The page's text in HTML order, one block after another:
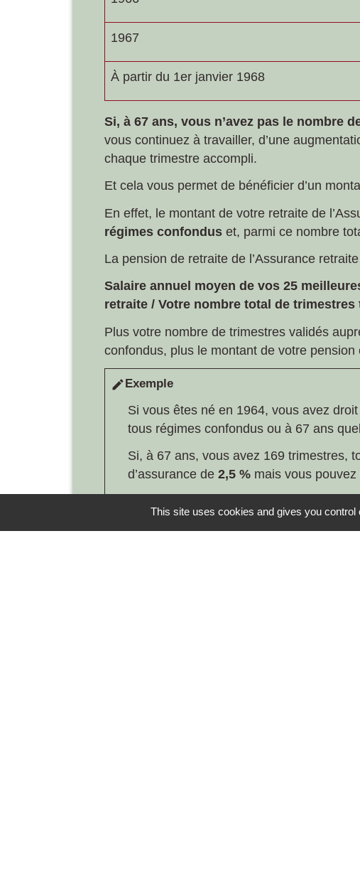
1967
À partir du 1er janvier 1968
Si, à 67 ans, vous n’avez pas le nombre
vous continuez à travailler, d’une
chaque trimestre accompli.
Et cela vous permet de bénéficier d’un
En effet, le montant de votre retraite de
régimes confondus et, parmi ce nombre
La pension de retraite de l’Assurance retraite
Salaire annuel moyen de vos 25
retraite / Votre nombre total de trimestres
Plus votre nombre de trimestres validés
confondus, plus le montant de votre
editExemple
Si vous êtes né en 1964, vous avez
tous régimes confondus ou à 67 ans
Si, à 67 ans, vous avez 169 trimestres,
d’assurance de 2,5 % mais vous
Si, à 67 ans, vous avez seulement 152
32 auprès d’une autre caisse de
This site uses cookies and gives you